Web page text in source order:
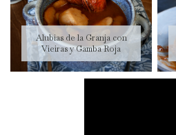
Alubias de la Granja con
Vieiras y Gamba Roja